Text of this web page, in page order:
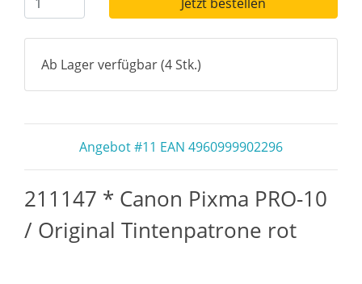
Ab Lager verfügbar (4 Stk.)
Angebot #11 EAN 4960999902296
211147 * Canon Pixma PRO-10
/ Original Tintenpatrone rot